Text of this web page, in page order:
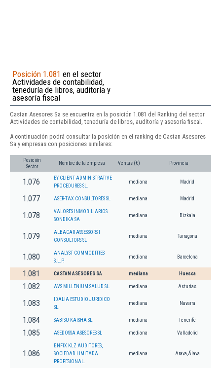
Posición 1.081 en el sector
Actividades de contabilidad,
teneduría de libros, auditoría y
asesoría fiscal
Castan Asesores Sa se encuentra en la posición 1.081 del Ranking del sector
Actividades de contabilidad, teneduría de libros, auditoría y asesoría fiscal.
A continuación podrá consultar la posición en el ranking de Castan Asesores
Sa y empresas con posiciones similares:
Posición
Sector
Nombre de la empresa Ventas (€) Provincia
1.076
EY CLIENT ADMINISTRATIVE
PROCEDURES SL.
mediana Madrid
1.077 ASER-TAX CONSULTORES SL mediana Madrid
1.078
VALORES INMOBILIARIOS
SONDIKA SA
mediana Bizkaia
1.079
ALBACAR ASSESSORS I
CONSULTORS SL
mediana Tarragona
1.080
ANALYST COMMODITIES
S.L.P.
mediana Barcelona
1.081 CASTAN ASESORES SA mediana Huesca
1.082 AVS MILLENIUM SALUD SL. mediana Asturias
1.083
IDALIA ESTUDIO JURIDICO
SL.
mediana Navarra
1.084 SABISU KAISHA SL. mediana Tenerife
1.085 ASEDOSSA ASESORES SL mediana Valladolid
1.086
BNFIX KLZ AUDITORES,
SOCIEDAD LIMITADA
PROFESIONAL.
mediana Arava,Álava